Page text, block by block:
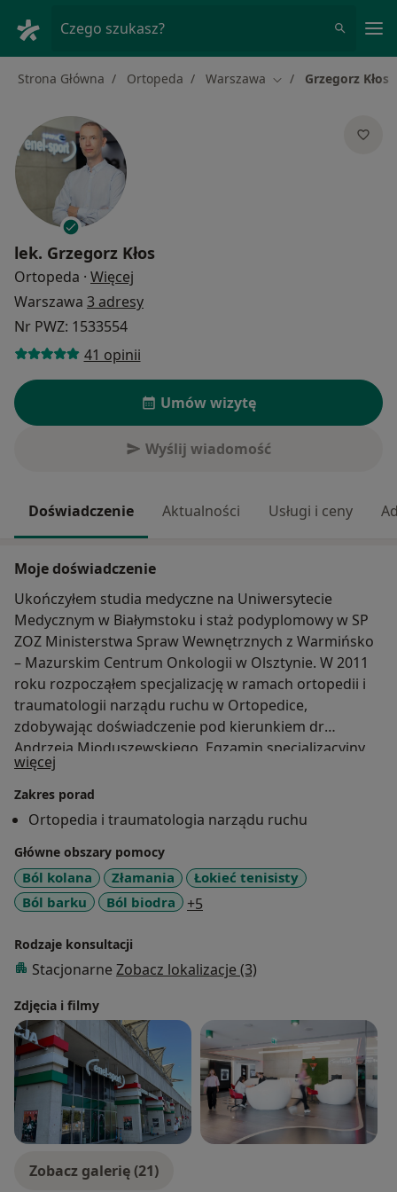
Czego szukasz?
Strona Główna Ortopeda Warszawa Zmień miasto
Grzegorz Kłos
lek. Grzegorz Kłos
Ortopeda · Więcej
Warszawa 3 adresy
Nr PWZ: 1533554
41 opinii
Umów wizytę
Wyślij wiadomość
Doświadczenie Aktualności Usługi i ceny
Moje doświadczenie
Ukończyłem studia medyczne na Uniwersytecie
Medycznym w Białymstoku i staż podyplomowy w SP
ZOZ Ministerstwa Spraw Wewnętrznych z Warmińsko
– Mazurskim Centrum Onkologii w Olsztynie. W 2011
roku rozpocząłem specjalizację w ramach ortopedii i
traumatologii narządu ruchu w Ortopedice,
zdobywając doświadczenie pod kierunkiem dr
Andrzeja Mioduszewskiego. Egzamin specjalizacyjny
zdałem w 2018 roku. Dodatkowo w trakcie specjalizacji
nabyłem umiejętność diagnostyki oraz wykonywania
procedur sonochirurgicznych wykonywanych pod
kontrolą USG. Uczestniczyłem w wielu konferencji
międzynarodowych i krajowych. Główne obszary
moich zainteresowań zawodowych to chirurgia
artroskopowa oraz sonochirurgia.
więcej
Zakres porad
Ortopedia i traumatologia narządu ruchu
Główne obszary pomocy
Ból kolana Złamania
Łokieć tenisisty
Ból barku
Ból biodra +5
Rodzaje konsultacji
Stacjonarne Zobacz lokalizacje (3)
Zdjęcia i filmy
Zobacz galerię (21)